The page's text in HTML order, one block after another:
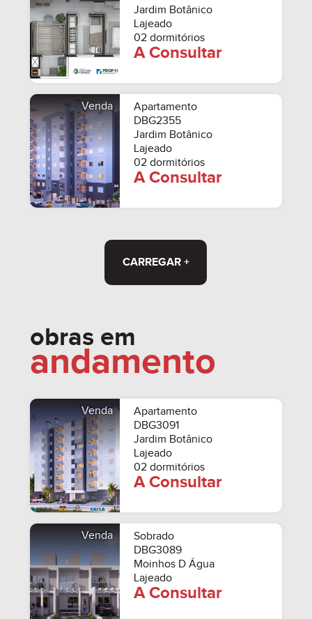
Jardim Botânico
Lajeado
02 dormitórios
A Consultar
Venda
Apartamento
DBG2355
Jardim Botânico
Lajeado
02 dormitórios
A Consultar
CARREGAR +
obras em
andamento
Venda
Apartamento
DBG3091
Jardim Botânico
Lajeado
02 dormitórios
A Consultar
Venda
Sobrado
DBG3089
Moinhos D Água
Lajeado
A Consultar